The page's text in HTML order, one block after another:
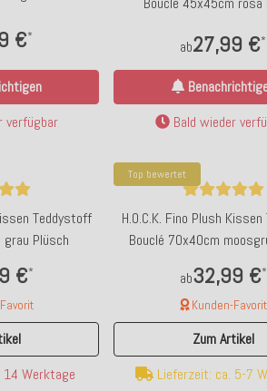
€*
verfügbar
ab27,99 €*
Bald wieder
Teddystoff
Plüsch
€*
Werktage
Top bewertet
H.O.C.K. Fino Plush
Bouclé 70x40cm
ab32,99 €*
Kunden-Favorit
Zum Artikel
Lieferzeit: ca. 5-7